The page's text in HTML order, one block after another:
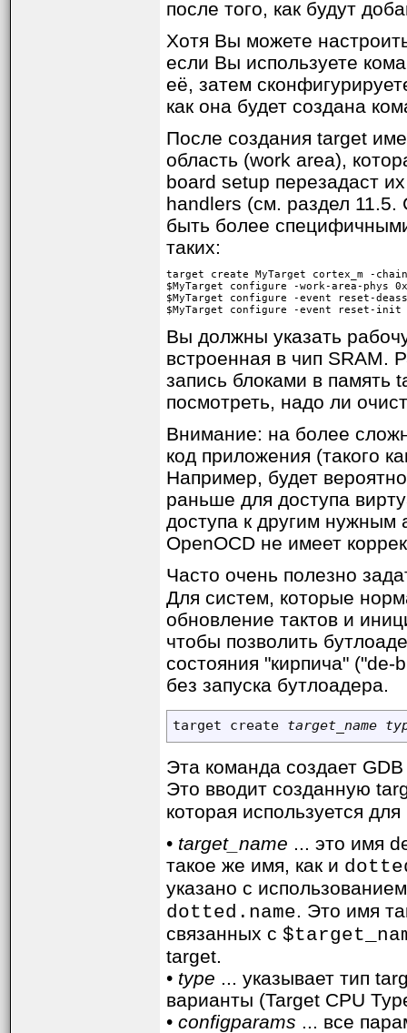
после того, как будут
Хотя Вы можете
если Вы используете
её, затем
как она будет создана
После создания target
область (work area),
board setup перезадаст
handlers (см. раздел
быть более
таких:
target create MyTarget cortex_m -
$MyTarget configure -work-area-phys
$MyTarget configure -event reset-
$MyTarget configure -event reset-
Вы должны указать
встроенная в чип SRAM.
запись блоками в память
посмотреть, надо ли
Внимание: на более
код приложения (такого
Например, будет
раньше для доступа
доступа к другим
OpenOCD не имеет
Часто очень полезно
Для систем, которые
обновление тактов и
чтобы позволить
состояния "кирпича"
без запуска бутлоадера.
target create target_name
Эта команда создает
Это вводит созданную
которая используется
• target_name ... это имя
такое же имя, как и
указано с
dotted.name. Это имя
связанных с
target.
• type ... указывает тип
варианты (Target CPU
• configparams ... все